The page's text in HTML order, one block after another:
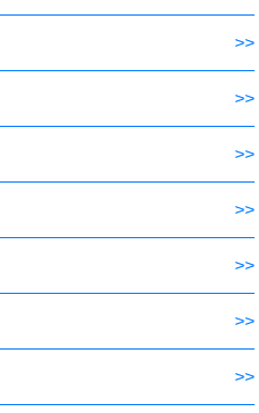
>>
>>
>>
>>
>>
>>
>>